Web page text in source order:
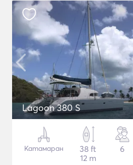
Lagoon 380 S
Катамаран
38 ft
12 m
6